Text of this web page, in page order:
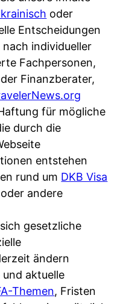
oder
Entscheidungen
individueller
Fachpersonen,
Finanzberater,
für mögliche
durch die
entstehen
rund um DKB Visa
andere
gesetzliche
ändern
aktuelle
Themen, Fristen